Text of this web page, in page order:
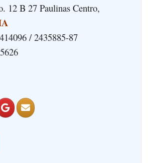
12 B 27 Paulinas Centro,
/ 2435885-87